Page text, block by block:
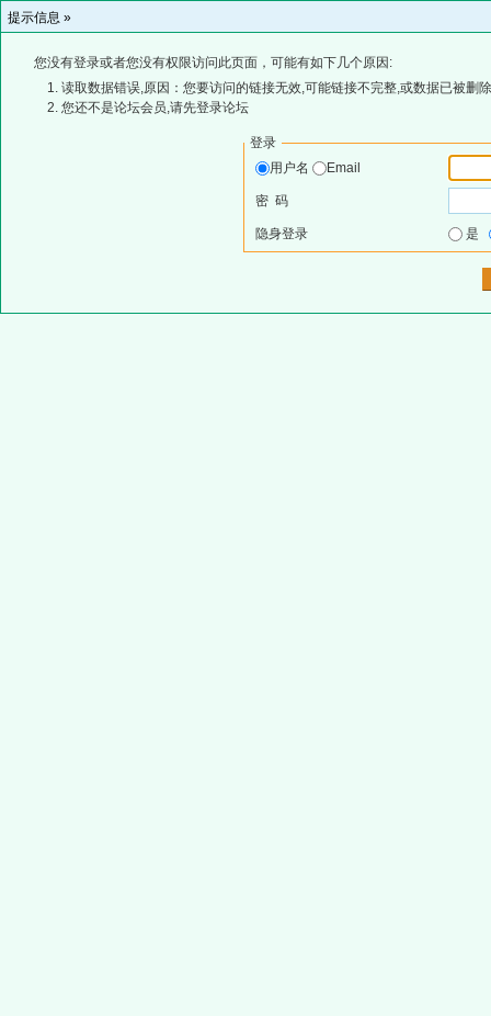
提示信息 »
您没有登录或者您没有权限访问此页面，可能有如下几个原因:
读取数据错误,原因：您要访问的链接无效,可能链接不完整,或数据已被删
您还不是论坛会员,请先登录论坛
登录
用户名
Email
密 码
隐身登录 是